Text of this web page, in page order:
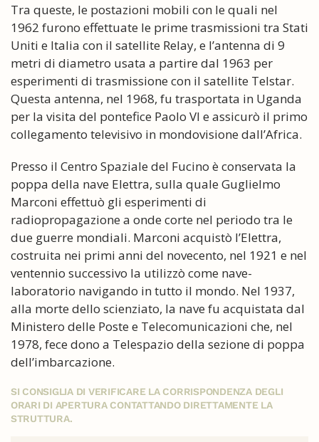
Tra queste, le postazioni mobili con le quali nel
1962 furono effettuate le prime trasmissioni tra Stati
Uniti e Italia con il satellite Relay, e l’antenna di 9
metri di diametro usata a partire dal 1963 per
esperimenti di trasmissione con il satellite Telstar.
Questa antenna, nel 1968, fu trasportata in Uganda
per la visita del pontefice Paolo VI e assicurò il primo
collegamento televisivo in mondovisione dall’Africa.
Presso il Centro Spaziale del Fucino è conservata la
poppa della nave Elettra, sulla quale Guglielmo
Marconi effettuò gli esperimenti di
radiopropagazione a onde corte nel periodo tra le
due guerre mondiali. Marconi acquistò l’Elettra,
costruita nei primi anni del novecento, nel 1921 e nel
ventennio successivo la utilizzò come nave-
laboratorio navigando in tutto il mondo. Nel 1937,
alla morte dello scienziato, la nave fu acquistata dal
Ministero delle Poste e Telecomunicazioni che, nel
1978, fece dono a Telespazio della sezione di poppa
dell’imbarcazione.
SI CONSIGLIA DI VERIFICARE LA CORRISPONDENZA DEGLI
ORARI DI APERTURA CONTATTANDO DIRETTAMENTE LA
STRUTTURA.